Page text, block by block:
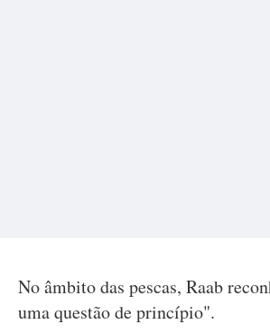
No âmbito das pescas, Raab
uma questão de princípio".